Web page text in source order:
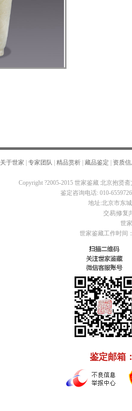
关于世家 专家团队 精品赏析 藏品鉴定 资质
Copyright ?2005-2015 世家鉴藏 北京抱贤
鉴定咨询电话: 010-
地址:北京市东
交易|修复|
世
世家鉴藏工作时间
鉴定邮箱